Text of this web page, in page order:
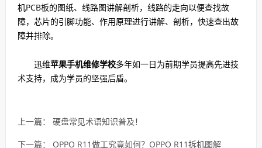
机PCB板的图纸、线路图讲解剖析，线路的走向以便查找故
障，芯片的引脚功能、作用原理进行讲解、剖析，快速查出故
障并排除。
迅维苹果手机维修学校多年如一日为前期学员提高先进技
术支持，成为学员的坚强后盾。
上一篇： 硬盘常见术语知识普及！
下一篇： OPPO R11做工究竟如何？OPPO R11拆机图解